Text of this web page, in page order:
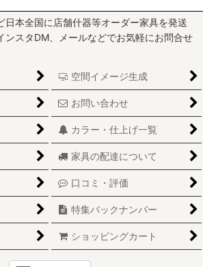
日本全国に店舗什器等オーダー家具を発送
ンスタDM、メールなどでお気軽にお問合せ
空間イメージ生成
お問い合わせ
カラー・仕上げ一覧
家具の配達について
口コミ・評価
特集バックナンバー
ショッピングカート